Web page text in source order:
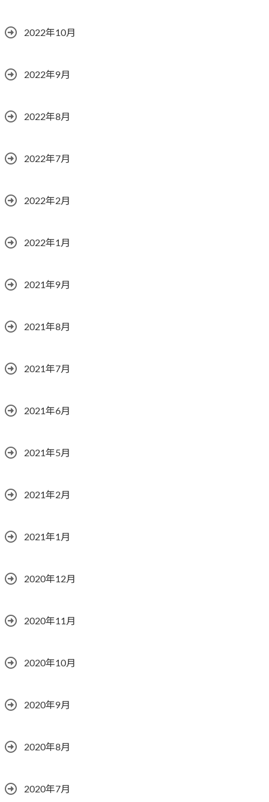
2022年10月
2022年9月
2022年8月
2022年7月
2022年2月
2022年1月
2021年9月
2021年8月
2021年7月
2021年6月
2021年5月
2021年2月
2021年1月
2020年12月
2020年11月
2020年10月
2020年9月
2020年8月
2020年7月